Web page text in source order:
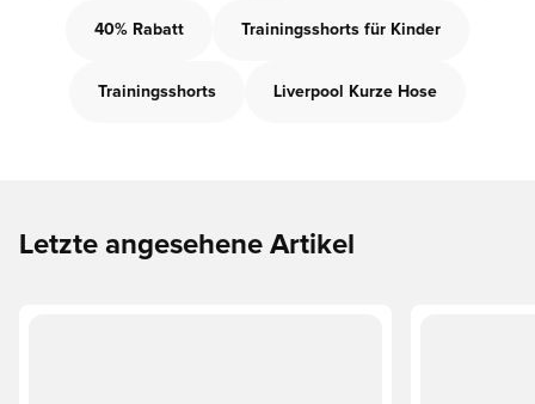
40% Rabatt Trainingsshorts für Kinder
Trainingsshorts Liverpool Kurze Hose
Letzte angesehene Artikel